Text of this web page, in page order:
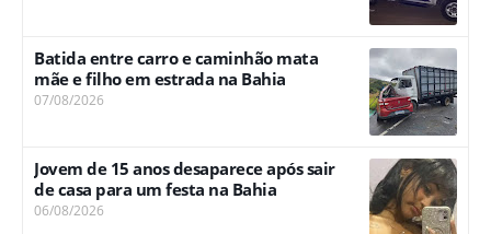
Batida entre carro e caminhão mata
mãe e filho em estrada na Bahia
07/08/2026
Jovem de 15 anos desaparece após sair
de casa para um festa na Bahia
06/08/2026